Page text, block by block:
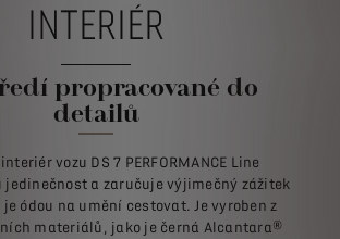
INTERIÉR
propracované do
detailů
vozu DS 7 PERFORMANCE Line
jedinečnost a zaručuje výjimečný zážitek
ódou na umění cestovat. Je vyroben z
materiálů, jako je černá Alcantara®